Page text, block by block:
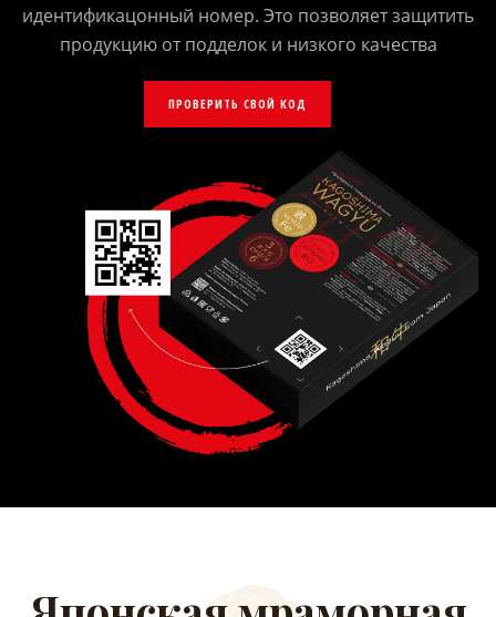
идентификацонный номер. Это позволяет защитить
продукцию от подделок и низкого качества
ПРОВЕРИТЬ СВОЙ КОД